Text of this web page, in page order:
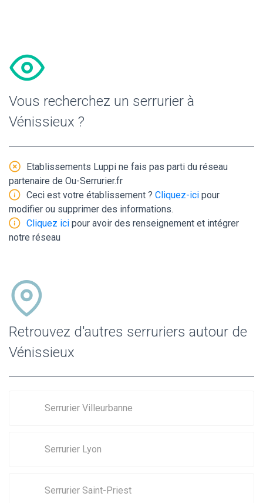
Vous recherchez un serrurier à
Vénissieux ?
Etablissements Luppi ne fais pas parti du réseau
partenaire de Ou-Serrurier.fr
Ceci est votre établissement ? Cliquez-ici pour
modifier ou supprimer des informations.
Cliquez ici pour avoir des renseignement et intégrer
notre réseau
Retrouvez d'autres serruriers autour de
Vénissieux
Serrurier Villeurbanne
Serrurier Lyon
Serrurier Saint-Priest